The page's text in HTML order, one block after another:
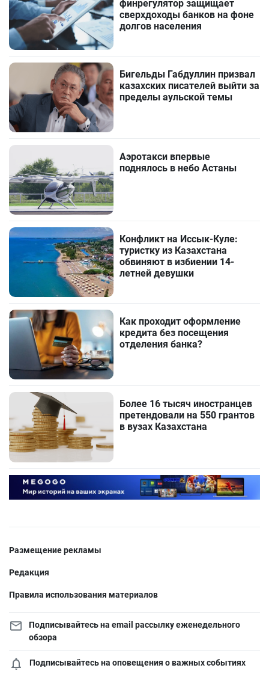
финрегулятор защищает
сверхдоходы банков на фоне
долгов населения
Бигельды Габдуллин призвал
казахских писателей выйти за
пределы аульской темы
Аэротакси впервые
поднялось в небо Астаны
Конфликт на Иссык-Куле:
туристку из Казахстана
обвиняют в избиении 14-
летней девушки
Как проходит оформление
кредита без посещения
отделения банка?
Более 16 тысяч иностранцев
претендовали на 550 грантов
в вузах Казахстана
Размещение рекламы
Редакция
Правила использования материалов
Подписывайтесь на email рассылку еженедельного
обзора
Подписывайтесь на оповещения о важных событиях